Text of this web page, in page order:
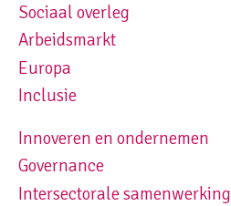
Footer navigation left
Sociaal overleg
Arbeidsmarkt
Europa
Inclusie
Footer navigation right
Innoveren en ondernemen
Governance
Intersectorale samenwerking